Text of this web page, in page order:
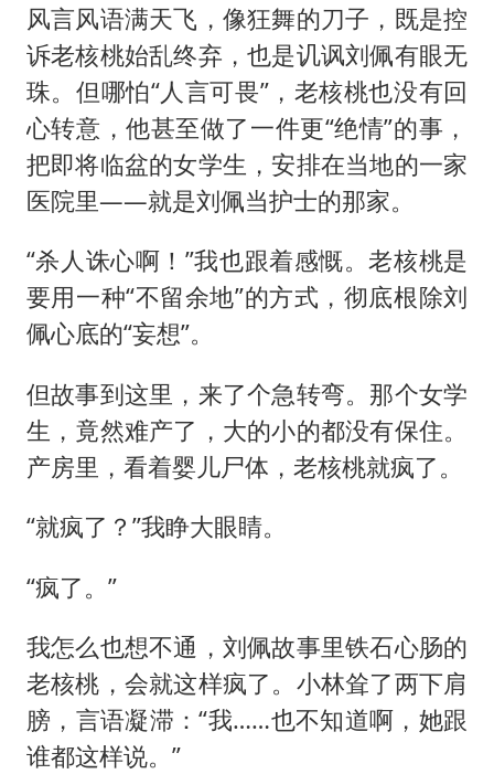
风言风语满天飞，像狂舞的刀子，既是控
诉老核桃始乱终弃，也是讥讽刘佩有眼无
珠。但哪怕“人言可畏”，老核桃也没有回
心转意，他甚至做了一件更“绝情”的事，
把即将临盆的女学生，安排在当地的一家
医院里——就是刘佩当护士的那家。
“杀人诛心啊！”我也跟着感慨。老核桃是
要用一种“不留余地”的方式，彻底根除刘
佩心底的“妄想”。
但故事到这里，来了个急转弯。那个女学
生，竟然难产了，大的小的都没有保住。
产房里，看着婴儿尸体，老核桃就疯了。
“就疯了？”我睁大眼睛。
“疯了。”
我怎么也想不通，刘佩故事里铁石心肠的
老核桃，会就这样疯了。小林耸了两下肩
膀，言语凝滞：“我……也不知道啊，她跟
谁都这样说。”